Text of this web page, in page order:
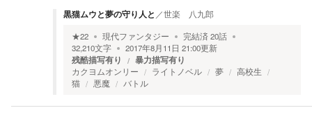
黒猫ムウと夢の守り人と ／世楽 八九郎
★22 現代ファンタジー 完結済20話
32,210文字 2017年8月11日 21:00更新
残酷描写有り 暴力描写有り
カクヨムオンリー ライトノベル 夢
高校生
猫
悪魔 バトル